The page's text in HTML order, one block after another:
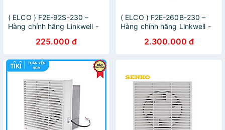
( ELCO ) F2E-92S-230 –
Hàng chính hãng Linkwell -
225.000 đ
( ELCO ) F2E-260B-230 –
Hàng chính hãng Linkwell -
230VAC2.300.000 đ